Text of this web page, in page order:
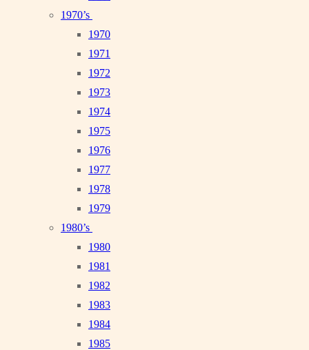
1970’s
1970
1971
1972
1973
1974
1975
1976
1977
1978
1979
1980’s
1980
1981
1982
1983
1984
1985